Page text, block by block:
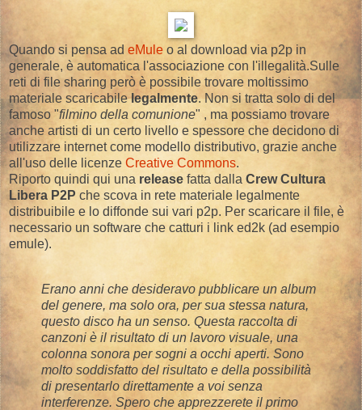
Quando si pensa ad eMule o al download via p2p in
generale, è automatica l'associazione con l'illegalità.Sulle
reti di file sharing però è possibile trovare moltissimo
materiale scaricabilelegalmente. Non si tratta solo di del
famoso "filmino della comunione" , ma possiamo trovare
anche artisti di un certo livello e spessore che decidono di
utilizzare internet come modello distributivo, grazie anche
all'uso delle licenze Creative Commons.
Riporto quindi qui una release fatta dalla Crew Cultura
Libera P2P che scova in rete materiale legalmente
distribuibile e lo diffonde sui vari p2p. Per scaricare il file, è
necessario un software che catturi i link ed2k (ad esempio
emule).
Erano anni che desideravo pubblicare un album
del genere, ma solo ora, per sua stessa natura,
questo disco ha un senso. Questa raccolta di
canzoni è il risultato di un lavoro visuale, una
colonna sonora per sogni a occhi aperti. Sono
molto soddisfatto del risultato e della possibilità
di presentarlo direttamente a voi senza
interferenze. Spero che apprezzerete il primo